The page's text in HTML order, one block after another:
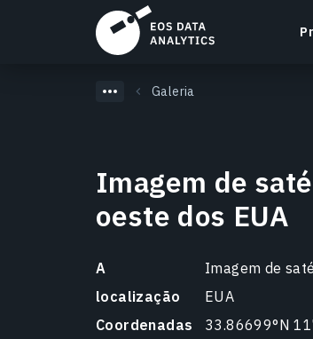
LandViewer
Pesquise, visualize e analise
diretamente no seu navegador.
Saiba mais
Galeria
Imagem de
oeste dos EUA
A
localização
Imagem de
EUA
Coordenadas
33.86699°N